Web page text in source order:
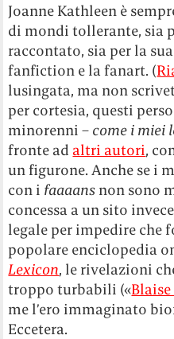
Joanne Kathleen è
di mondi tollerante, sia
raccontato, sia per la
fanfiction e la fanart. (
lusingata, ma non
per cortesia, questi
minorenni – come i miei
fronte ad altri autori,
un figurone. Anche se i
con i faaaans non sono
concessa a un sito
legale per impedire che
popolare enciclopedia
Lexicon, le rivelazioni
troppo turbabili («
me l’ero immaginato
Eccetera.